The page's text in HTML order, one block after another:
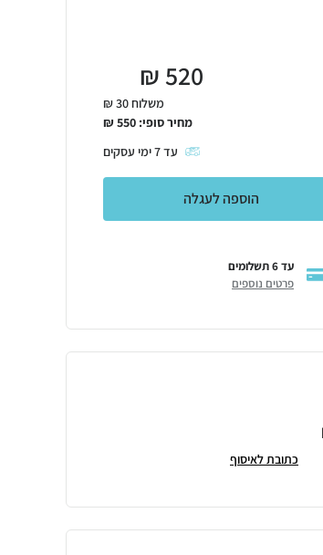
520
₪
משלוח 30 ₪
מחיר סופי: 550
₪
עד7ימי עסקים
הוספה לעגלה
עד 6 תשלומים
פרטים נוספים
כתובת לאיסוף